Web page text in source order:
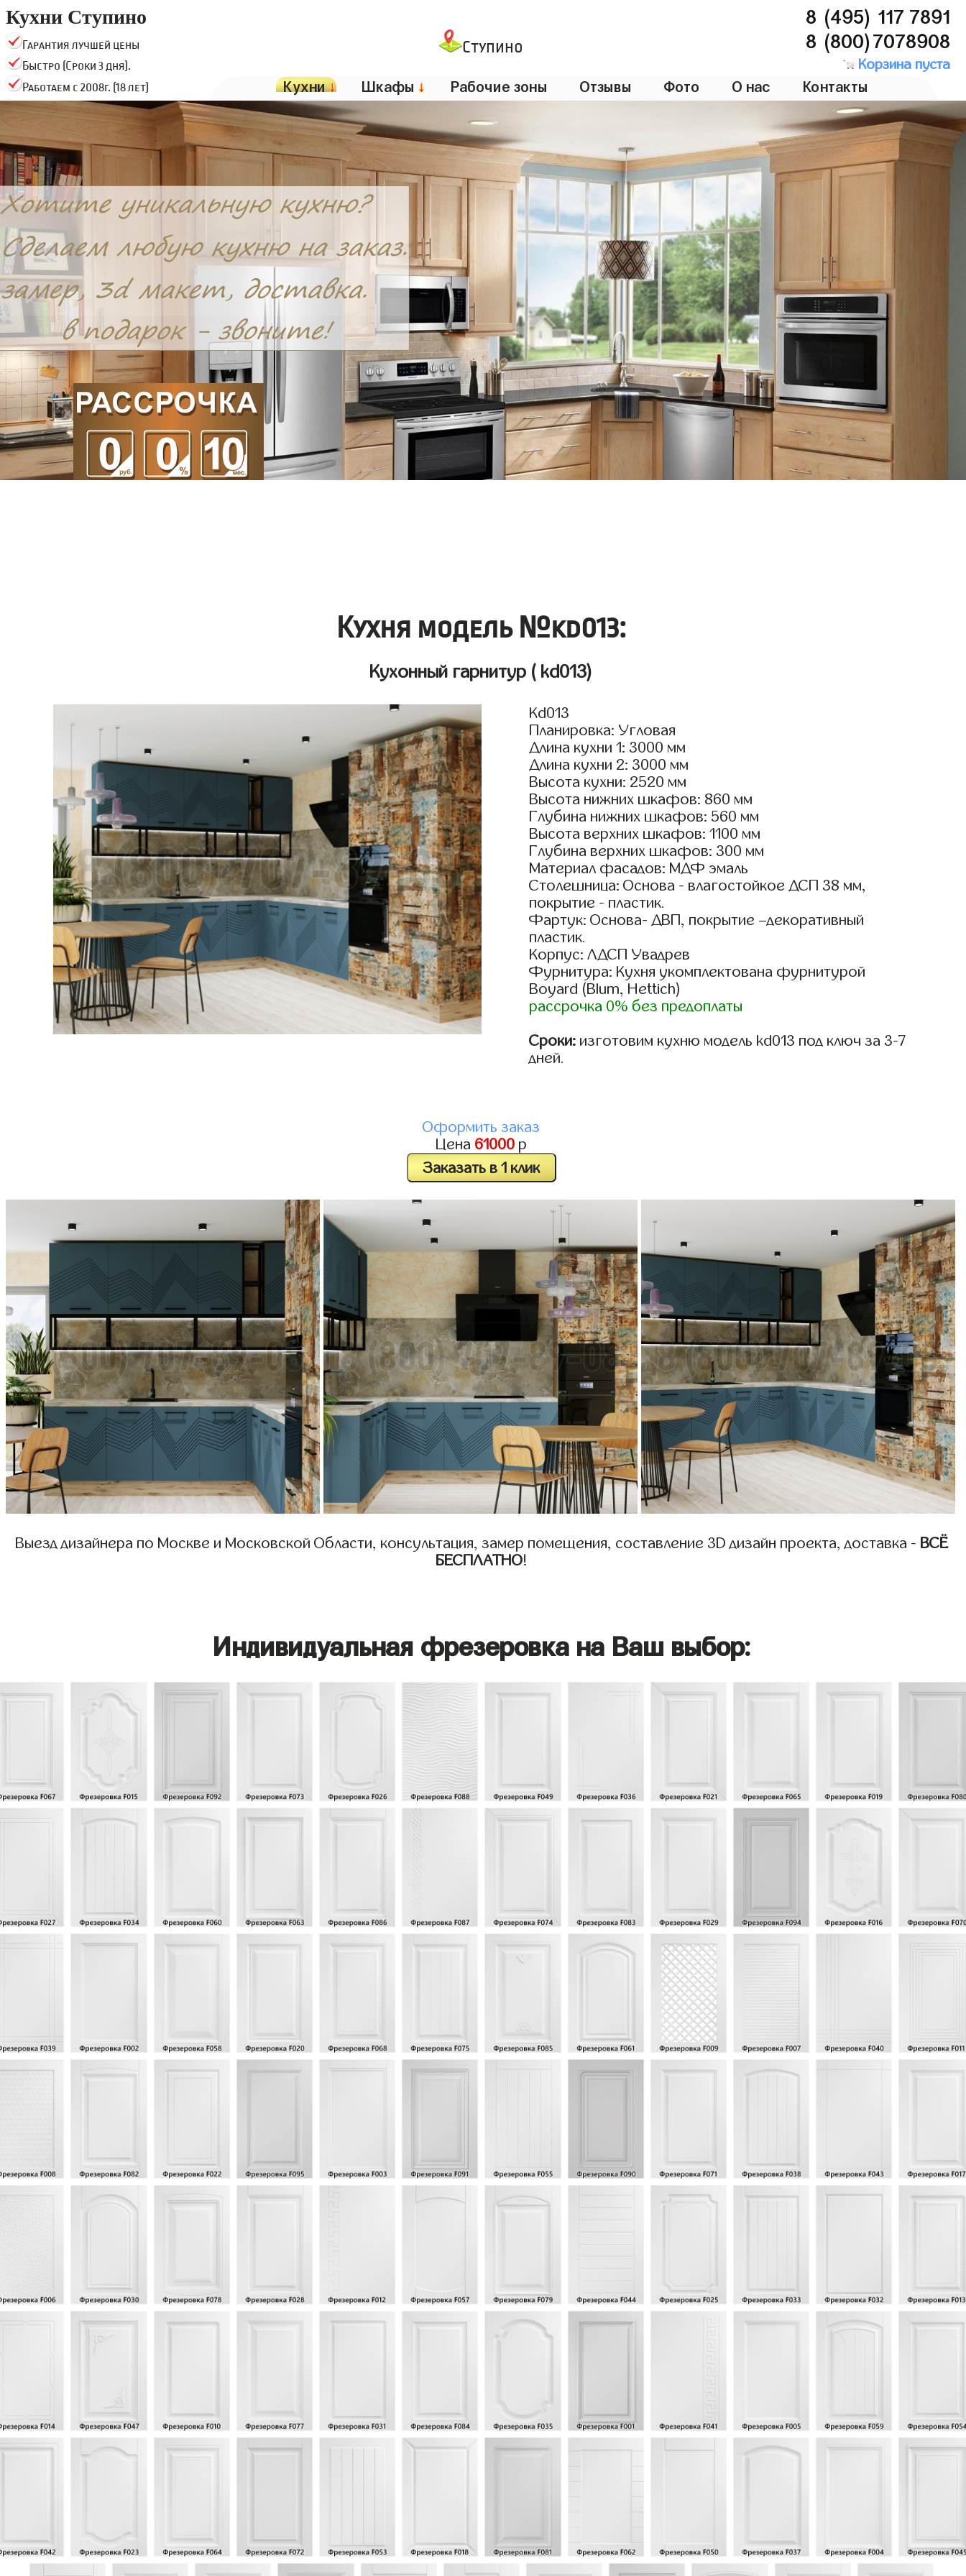
Кухни Ступино
Гарантия лучшей цены
Быстро (Сроки 3 дня).
Работаем с 2008г. (18 лет)
Ступино
8 (495) 117 7891
8 (800)7078908
Корзина пуста
Кухни↓ Шкафы ↓ Рабочие зоны Отзывы Фото О нас Контакты
Кухня модель №kd013:
Кухонный гарнитур ( kd013)
Kd013
Планировка: Угловая
Длина кухни 1: 3000 мм
Длина кухни 2: 3000 мм
Высота кухни: 2520 мм
Высота нижних шкафов: 860 мм
Глубина нижних шкафов: 560 мм
Высота верхних шкафов: 1100 мм
Глубина верхних шкафов: 300 мм
Материал фасадов: МДФ эмаль
Столешница: Основа - влагостойкое ДСП 38 мм,
покрытие - пластик.
Фартук: Основа- ДВП, покрытие –декоративный
пластик.
Корпус: ЛДСП Увадрев
Фурнитура: Кухня укомплектована фурнитурой
Boyard (Blum, Hettich)
рассрочка 0% без предоплаты
Сроки: изготовим кухню модель kd013 под ключ за 3-7
дней.
Оформить заказ
Цена 61000 р
Заказать в 1 клик
Выезд дизайнера по Москве и Московской Области, консультация, замер помещения, составление 3D дизайн проекта, доставка - ВСЁ
БЕСПЛАТНО!
Индивидуальная фрезеровка на Ваш выбор: